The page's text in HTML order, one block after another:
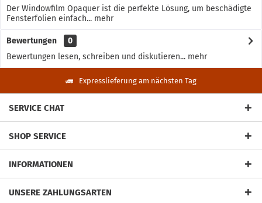
Der Windowfilm Opaquer ist die perfekte Lösung, um beschädigte
Fensterfolien einfach... mehr
Bewertungen
0
Bewertungen lesen, schreiben und diskutieren... mehr
Expresslieferung am nächsten Tag
SERVICE CHAT
SHOP SERVICE
INFORMATIONEN
UNSERE ZAHLUNGSARTEN